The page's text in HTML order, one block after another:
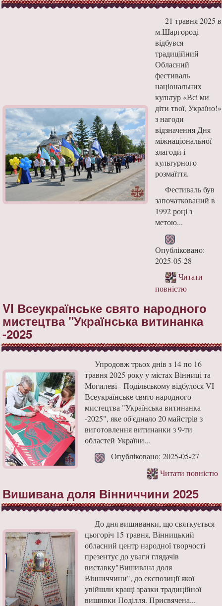
21 травня 2025 в
м.Шаргороді
відбувся
традиційний
Обласний
фестиваль
національних
культур «Всі ми
діти твої, Україно!»
з нагоди
відзначення Дня
міжнаціональної
злагоди і
культурного
розмаїття.
Фестиваль був
започаткований в
1992 році з
метою...
Опубліковано:
2025-05-28
Читати
повністю
VI Всеукраїнське свято народного
мистецтва "Українська витинанка
-2025
Упродовж трьох днів з 14 по 16
травня 2025 року у містах Вінниці та
Могилеві - Подільському відбулося VI
Всеукраїнське свято народного
мистецтва "Українська витинанка
-2025", яке об'єднало 20 майстрів з
виготовлення витинанки з 9-ти
областей України...
Опубліковано: 2025-05-27
Читати повністю
Вишивана доля Вінниччини 2025
До дня вишиванки, що святкується
цьогоріч 15 травня, Вінницький
обласний центр народної творчості
презентує до уваги глядачів
виставку"Вишивана доля
Вінниччини", до експозиції якої
увійшли кращі зразки традиційної
вишивки Поділля. Присвячена...